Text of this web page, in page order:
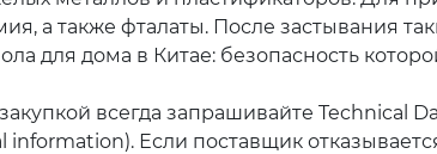
а также фталаты. После застывания
для дома в Китае: безопасность
всегда запрашивайте Technical
information). Если поставщик